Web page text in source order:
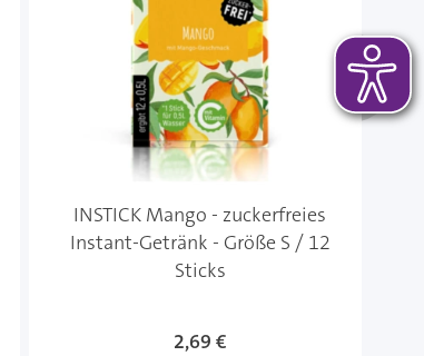
INSTICK Mango - zuckerfreies
Instant-Getränk - Größe S / 12
Sticks
2,69 €